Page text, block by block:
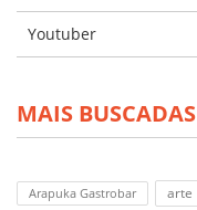
Youtuber
MAIS BUSCADAS
Arapuka Gastrobar arte